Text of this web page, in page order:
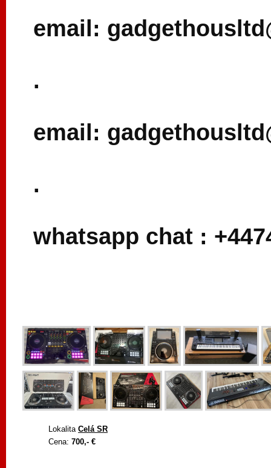
email:
.
email:
.
whatsapp chat :
Lokalita Celá SR
Cena: 700,- €